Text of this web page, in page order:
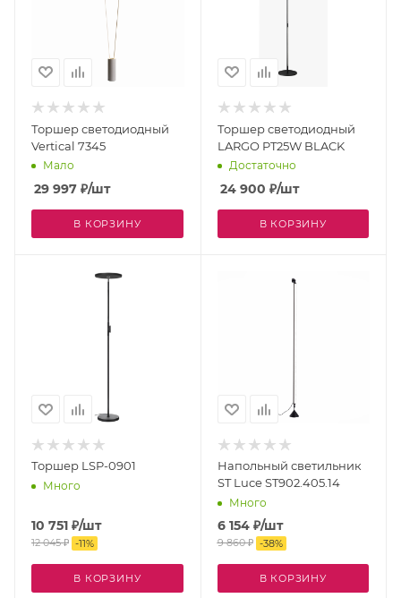
Торшер светодиодный
Vertical 7345
Мало
29 997 ₽/шт
В КОРЗИНУ
Торшер светодиодный
LARGO PT25W BLACK
Достаточно
24 900 ₽/шт
В КОРЗИНУ
Торшер LSP-0901
Много
10 751 ₽/шт
12 045₽ -11%
В КОРЗИНУ
Напольный светильник
ST Luce ST902.405.14
Много
6 154₽/шт
9 860₽ -38%
В КОРЗИНУ